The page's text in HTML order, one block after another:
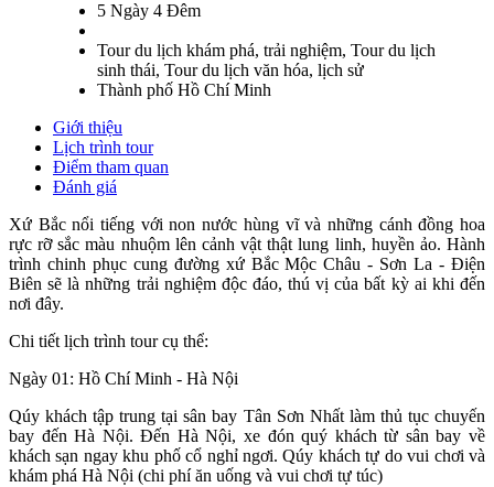
5 Ngày 4 Đêm
Tour du lịch khám phá, trải nghiệm, Tour du lịch
sinh thái, Tour du lịch văn hóa, lịch sử
Thành phố Hồ Chí Minh
Giới thiệu
Lịch trình tour
Điểm tham quan
Đánh giá
Xứ Bắc nổi tiếng với non nước hùng vĩ và những cánh đồng hoa
rực rỡ sắc màu nhuộm lên cảnh vật thật lung linh, huyền ảo. Hành
trình chinh phục cung đường xứ Bắc Mộc Châu - Sơn La - Điện
Biên sẽ là những trải nghiệm độc đáo, thú vị của bất kỳ ai khi đến
nơi đây.
Chi tiết lịch trình tour cụ thể:
Ngày 01: Hồ Chí Minh - Hà Nội
Qúy khách tập trung tại sân bay Tân Sơn Nhất làm thủ tục chuyến
bay đến Hà Nội. Đến Hà Nội, xe đón quý khách từ sân bay về
khách sạn ngay khu phố cổ nghỉ ngơi. Qúy khách tự do vui chơi và
khám phá Hà Nội (chi phí ăn uống và vui chơi tự túc)